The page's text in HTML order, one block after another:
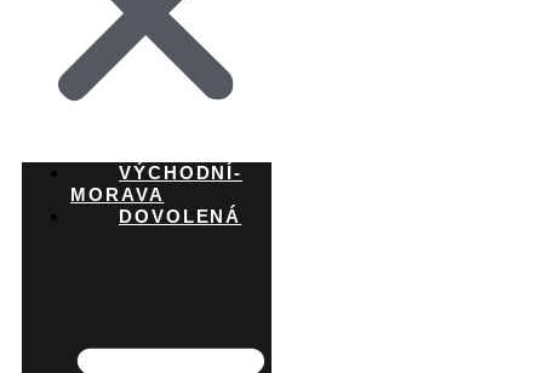
VÝCHODNÍ-
MORAVA
DOVOLENÁ